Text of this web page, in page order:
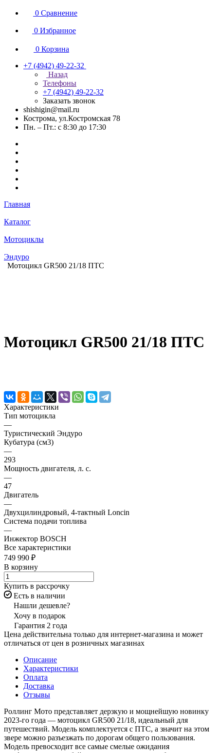
0 Сравнение
0 Избранное
0 Корзина
+7 (4942) 49-22-32
Назад
Телефоны
+7 (4942) 49-22-32
Заказать звонок
shishigin@mail.ru
Кострома, ул.Костромская 78
Пн. – Пт.: с 8:30 до 17:30
Главная
Каталог
Мотоциклы
Эндуро
Мотоцикл GR500 21/18 ПТС
Мотоцикл GR500 21/18 ПТС
Характеристики
Тип мотоцикла
—
Туристический Эндуро
Кубатура (см3)
—
293
Мощность двигателя, л. с.
—
47
Двигатель
—
Двухцилиндровый, 4-тактный Loncin
Система подачи топлива
—
Инжектор BOSCH
Все характеристики
749 990 ₽
В корзину
Купить в рассрочку
Есть в наличии
Нашли дешевле?
Хочу в подарок
Гарантия 2 года
Цена действительна только для интернет-магазина и может
отличаться от цен в розничных магазинах
Описание
Характеристики
Оплата
Доставка
Отзывы
Роллинг Мото представляет дерзкую и мощнейшую новинку
2023-го года — мотоцикл GR500 21/18, идеальный для
путешествий. Модель комплектуется с ПТС, а значит на этом
звере можно разъезжать по дорогам общего пользования.
Модель превосходит все самые смелые ожидания